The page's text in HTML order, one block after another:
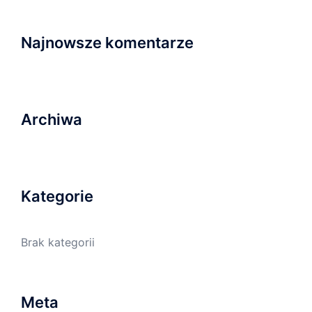
Najnowsze komentarze
Archiwa
Kategorie
Brak kategorii
Meta